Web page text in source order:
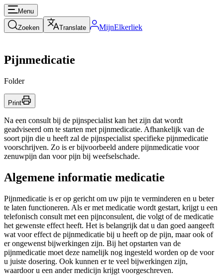
Menu
Zoeken Translate MijnElkerliek
Pijnmedicatie
Folder
Print
Na een consult bij de pijnspecialist kan het zijn dat wordt
geadviseerd om te starten met pijnmedicatie. Afhankelijk van de
soort pijn die u heeft zal de pijnspecialist specifieke pijnmedicatie
voorschrijven. Zo is er bijvoorbeeld andere pijnmedicatie voor
zenuwpijn dan voor pijn bij weefselschade.
Algemene informatie medicatie
Pijnmedicatie is er op gericht om uw pijn te verminderen en u beter
te laten functioneren. Als er met medicatie wordt gestart, krijgt u een
telefonisch consult met een pijnconsulent, die volgt of de medicatie
het gewenste effect heeft. Het is belangrijk dat u dan goed aangeeft
wat voor effect de pijnmedicatie bij u heeft op de pijn, maar ook of
er ongewenst bijwerkingen zijn. Bij het opstarten van de
pijnmedicatie moet deze namelijk nog ingesteld worden op de voor
u juiste dosering. Ook kunnen er te veel bijwerkingen zijn,
waardoor u een ander medicijn krijgt voorgeschreven.